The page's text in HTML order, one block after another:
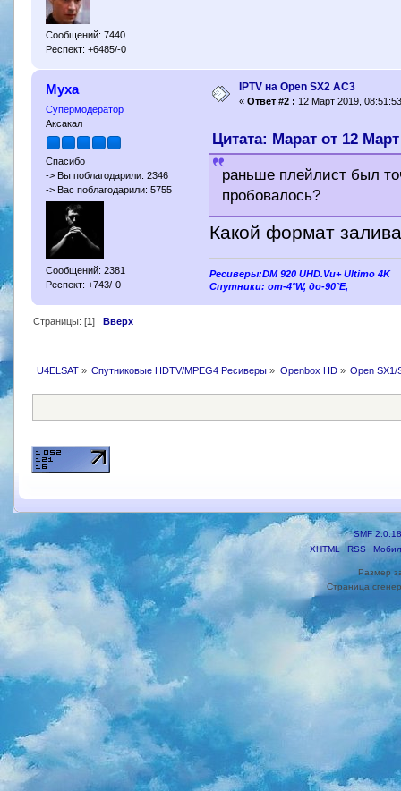
Сообщений: 7440
Респект: +6485/-0
Муха
Супермодератор
Аксакал
Спасибо
-> Вы поблагодарили: 2346
-> Вас поблагодарили: 5755
Сообщений: 2381
Респект: +743/-0
IPTV на Open SX2 AC3
« Ответ #2 : 12 Март 2019,
Цитата: Марат от 12
раньше плейлист был
пробовалось?
Какой формат
Ресиверы:DM 920 UHD.Vu+ Ultimo 4K
Спутники: от-4°W, до-90°E,
Страницы: [1] Вверх
U4ELSAT» Спутниковые HDTV/MPEG4 Ресиверы » Openbox HD» Open SX1/
SMF 2.0.18
XHTML
RSS
Размер
Страница